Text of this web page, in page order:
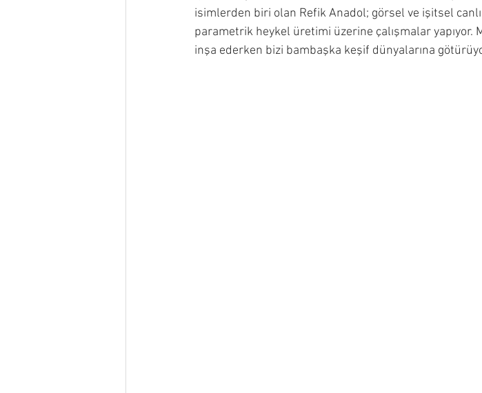
isimlerden biri olan Refik Anadol; görsel ve işitsel
parametrik heykel üretimi üzerine çalışmalar yapıyor.
inşa ederken bizi bambaşka keşif dünyalarına